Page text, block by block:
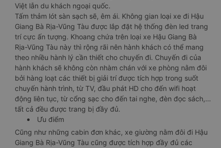
Việt lẫn du khách ngoại quốc.
Tấm thảm lót sàn sạch sẽ, êm ái. Không gian loại xe đi Hậu
Giang Bà Rịa-Vũng Tàu được lắp đặt hệ thống đèn led trang
trí cực ấn tượng. Khoang chứa trên loại xe Hậu Giang Bà
Rịa-Vũng Tàu này thì rộng rãi nên hành khách có thể mang
theo nhiều hành lý cần thiết cho chuyến đi. Chuyến đi của
hành khách sẽ không còn nhàm chán với xe phòng nằm đôi
bởi hàng loạt các thiết bị giải trí được tích hợp trong suốt
chuyến hành trình, từ TV, đầu phát HD cho đến wifi hoạt
động liên tục, từ cổng sạc cho đến tai nghe, đèn đọc sách,…
tất cả đều được trang bị đầy đủ.
Ưu điểm
Cũng như những cabin đơn khác, xe giường nằm đôi đi Hậu
Giang Bà Rịa-Vũng Tàu cũng được tích hợp đầy đủ các